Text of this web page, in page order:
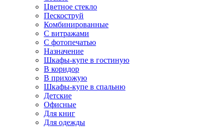
Цветное стекло
Пескоструй
Комбинированные
С витражами
С фотопечатью
Назначение
Шкафы-купе в гостиную
В коридор
В прихожую
Шкафы-купе в спальню
Детские
Офисные
Для книг
Для одежды